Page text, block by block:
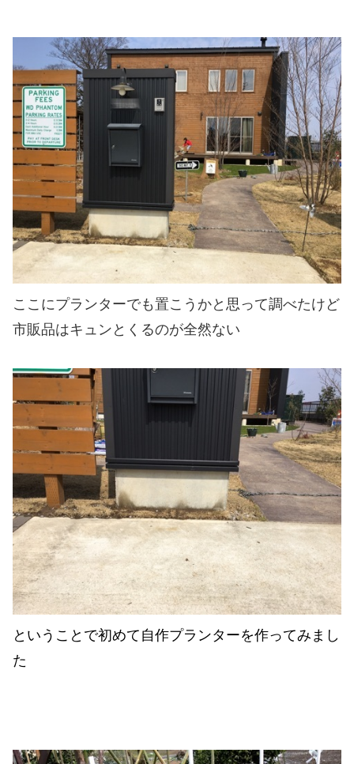
ここにプランターでも置こうかと思って調べたけど
市販品はキュンとくるのが全然ない
ということで初めて自作プランターを作ってみまし
た